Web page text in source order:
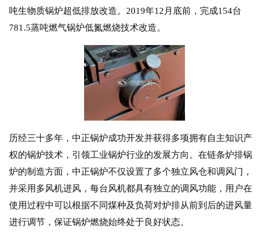
吨生物质锅炉超低排放改造。2019年12月底前，完成154台
781.5蒸吨燃气锅炉低氮燃烧技术改造。
历经三十多年，中正锅炉成功开发并获得多项拥有自主知识产
权的锅炉技术，引领工业锅炉行业的发展方向。在链条炉排锅
炉的制造方面，中正锅炉不仅设置了多个独立风仓和调风门，
并采用多风机进风，每台风机都具有独立的调风功能，用户在
使用过程中可以根据不同煤种及负荷对炉排从前到后的进风量
进行调节，保证锅炉燃烧始终处于良好状态。